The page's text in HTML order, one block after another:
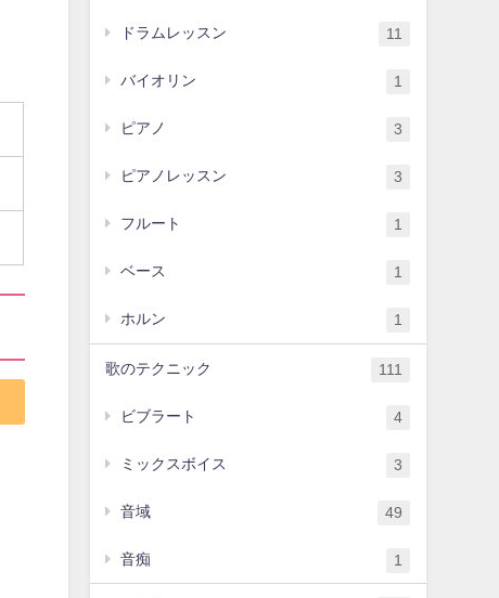
ドラムレッスン 11
バイオリン 1
ピアノ 3
ピアノレッスン 3
フルート 1
ベース 1
ホルン 1
歌のテクニック 111
ビブラート 4
ミックスボイス 3
音域 49
音痴 1